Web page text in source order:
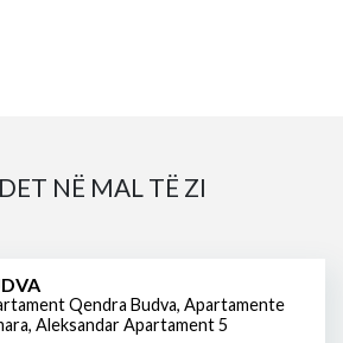
NË MAL TË ZI
Qendra Budva, Apartamente
, Aleksandar Apartament 5